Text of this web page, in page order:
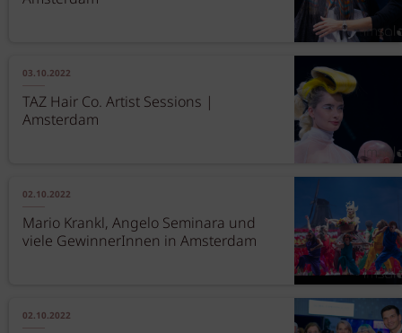
03.10.2022
TAZ Hair Co. Artist Sessions |
Amsterdam
02.10.2022
Mario Krankl, Angelo Seminara und
viele GewinnerInnen in Amsterdam
02.10.2022